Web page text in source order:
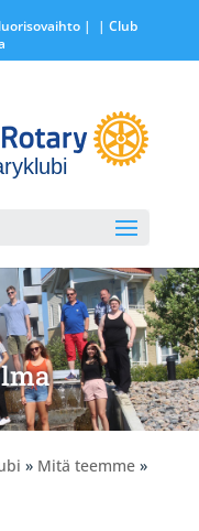
|
| Club
» Mitä teemme »